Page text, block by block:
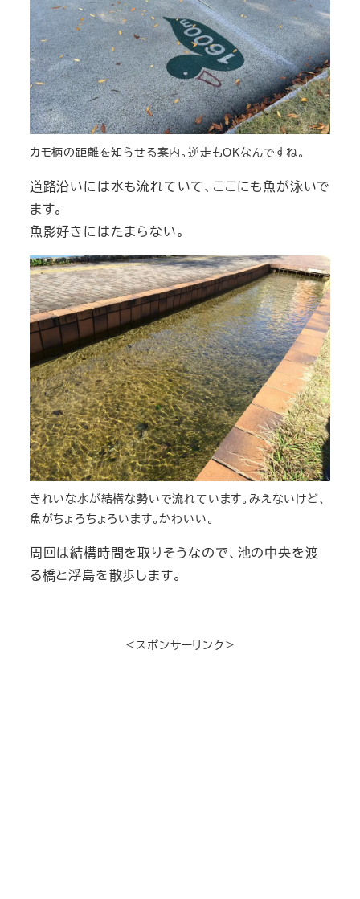
カモ柄の距離を知らせる案内。逆走もOKなんですね。
道路沿いには水も流れていて、ここにも魚が泳いで
ます。
魚影好きにはたまらない。
きれいな水が結構な勢いで流れています。みえないけど、
魚がちょろちょろいます。かわいい。
周回は結構時間を取りそうなので、池の中央を渡
る橋と浮島を散歩します。
＜スポンサーリンク＞